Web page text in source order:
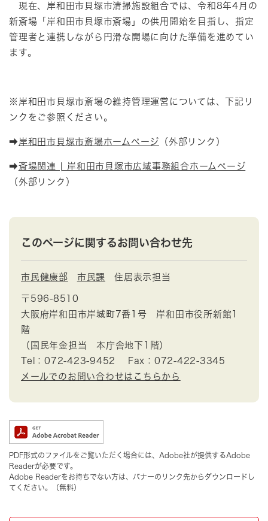
現在、岸和田市貝塚市清掃施設組合では、令和8年4月の
新斎場「岸和田市貝塚市斎場」の供用開始を目指し、指定
管理者と連携しながら円滑な開場に向けた準備を進めてい
ます。
※岸和田市貝塚市斎場の維持管理運営については、下記リ
ンクをご参照ください。
➡ 岸和田市貝塚市斎場ホームページ （外部リンク）
➡斎場関連 | 岸和田市貝塚市広域事務組合ホームページ
（外部リンク）
このページに関するお問い合わせ先
市民健康部 市民課 住居表示担当
〒596-8510
大阪府岸和田市岸城町7番1号 岸和田市役所新館1
階
（国民年金担当 本庁舎地下1階）
Tel：072-423-9452
Fax：072-422-3345
メールでのお問い合わせはこちらから
PDF形式のファイルをご覧いただく場合には、Adobe社が提供するAdobe
Readerが必要です。
Adobe Readerをお持ちでない方は、バナーのリンク先からダウンロードし
てください。（無料）